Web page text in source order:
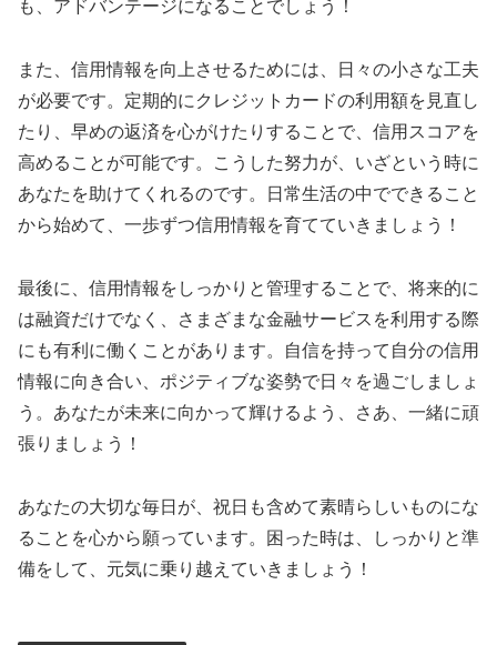
も、アドバンテージになることでしょう！
また、信用情報を向上させるためには、日々の小さな工夫
が必要です。定期的にクレジットカードの利用額を見直し
たり、早めの返済を心がけたりすることで、信用スコアを
高めることが可能です。こうした努力が、いざという時に
あなたを助けてくれるのです。日常生活の中でできること
から始めて、一歩ずつ信用情報を育てていきましょう！
最後に、信用情報をしっかりと管理することで、将来的に
は融資だけでなく、さまざまな金融サービスを利用する際
にも有利に働くことがあります。自信を持って自分の信用
情報に向き合い、ポジティブな姿勢で日々を過ごしましょ
う。あなたが未来に向かって輝けるよう、さあ、一緒に頑
張りましょう！
あなたの大切な毎日が、祝日も含めて素晴らしいものにな
ることを心から願っています。困った時は、しっかりと準
備をして、元気に乗り越えていきましょう！